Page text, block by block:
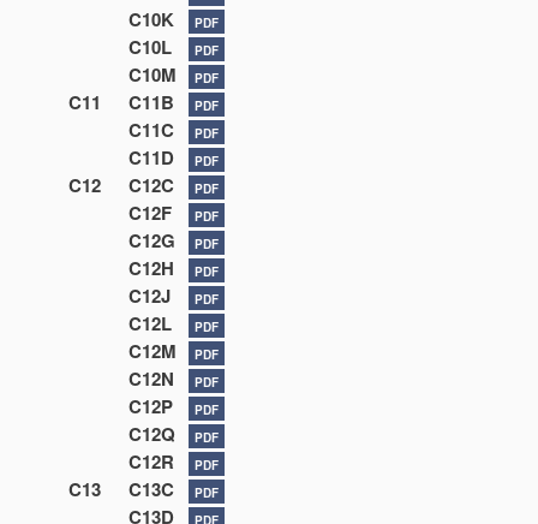
C10K PDF
C10L PDF
C10M PDF
C11 C11B PDF
C11C PDF
C11D PDF
C12 C12C PDF
C12F PDF
C12G PDF
C12H PDF
C12J PDF
C12L PDF
C12M PDF
C12N PDF
C12P PDF
C12Q PDF
C12R PDF
C13 C13C PDF
C13D PDF